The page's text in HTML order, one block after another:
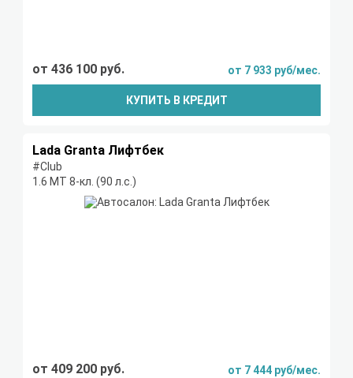
от 436 100 руб. от 7 933 руб/мес.
КУПИТЬ В КРЕДИТ
Lada Granta Лифтбек
#Club
1.6 МТ 8-кл. (90 л.с.)
от 409 200 руб. от 7 444 руб/мес.